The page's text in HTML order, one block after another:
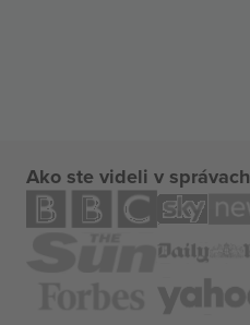
Ako ste videli v správach